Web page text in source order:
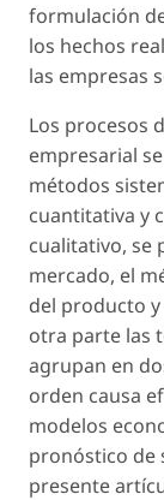
formulación
los hechos
las empresas
Los procesos
empresarial
métodos
cuantitativa y
cualitativo, se
mercado, el
del producto
otra parte las
agrupan en
orden causa
modelos
pronóstico de
presente